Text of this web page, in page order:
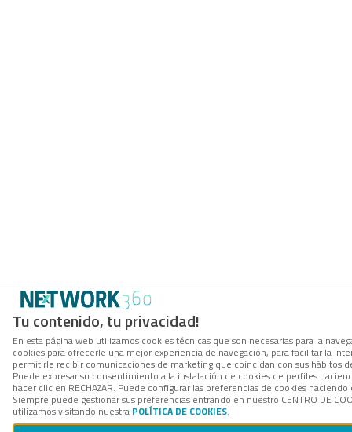
Tu contenido, tu privacidad!
En esta página web utilizamos cookies técnicas que son necesarias para la
cookies para ofrecerle una mejor experiencia de navegación, para facilitar la
permitirle recibir comunicaciones de marketing que coincidan con sus hábitos
Puede expresar su consentimiento a la instalación de cookies de perfiles
hacer clic en RECHAZAR. Puede configurar las preferencias de cookies haciendo
Siempre puede gestionar sus preferencias entrando en nuestro CENTRO DE
utilizamos visitando nuestra POLÍTICA DE COOKIES.